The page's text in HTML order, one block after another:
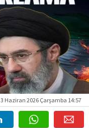
3 Haziran 2026 Çarşamba 14:57